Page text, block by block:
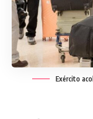
Exército